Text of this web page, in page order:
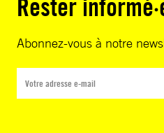
Rester
Abonnez-vous à notre